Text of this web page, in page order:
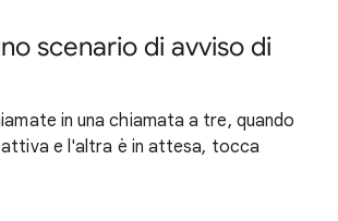
scenario di avviso di
in una chiamata a tre, quando
e l'altra è in attesa, tocca